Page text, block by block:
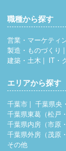
職種から探す
営業・マーケティ
製造・ものづくり
建築・土木
IT・
エリアから探す
千葉市
千葉県央
千葉県東葛（松戸
千葉県内房（市原
千葉県外房（茂原
その他